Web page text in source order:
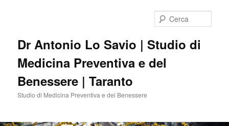
Dr Antonio Lo Savio | Studio di
Medicina Preventiva e del
Benessere | Taranto
Studio di Medicina Preventiva e del Benessere